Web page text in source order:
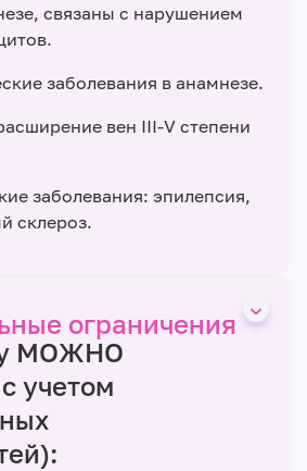
связаны с нарушением
заболевания в анамнезе.
вен ІІІ-V степени
заболевания: эпилепсия,
склероз.
ограничения
МОЖНО
учетом